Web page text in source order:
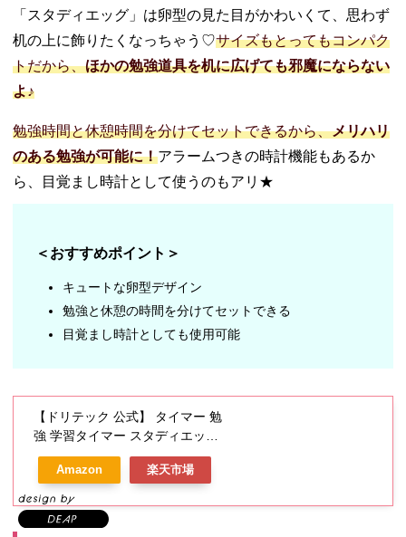
「スタディエッグ」は卵型の見た目がかわいくて、思わず
机の上に飾りたくなっちゃう♡サイズもとってもコンパク
トだから、ほかの勉強道具を机に広げても邪魔にならない
よ♪
勉強時間と休憩時間を分けてセットできるから、メリハリ
のある勉強が可能に！アラームつきの時計機能もあるか
ら、目覚まし時計として使うのもアリ★
＜おすすめポイント＞
キュートな卵型デザイン
勉強と休憩の時間を分けてセットできる
目覚まし時計としても使用可能
【ドリテック 公式】 タイマー 勉
強 学習タイマー スタディエッグ
study egg タイマー式学習法 タ
イムラプス勉強法 ポモドーロテ
クニック インターバル 受験 テス
ト 子供 学習用 おしゃれ かわい
い T-601 dretec
Amazon 楽天市場